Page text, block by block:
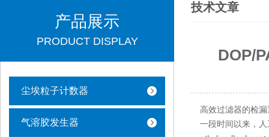
产品展示
PRODUCT DISPLAY
尘埃粒子计数器
气溶胶发生器
技术文章
DOP/
高效过滤器的检
一段时间以来，